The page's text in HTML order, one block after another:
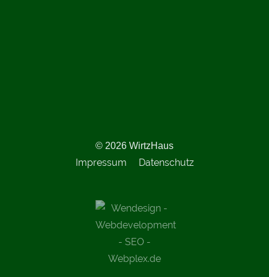
© 2026 WirtzHaus
Impressum Datenschutz